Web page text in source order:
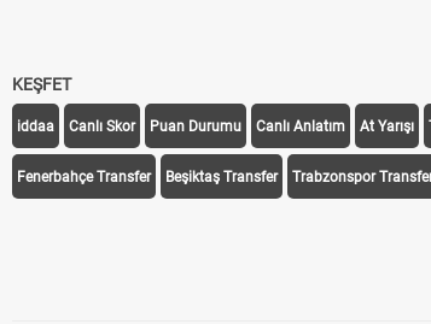
KEŞFET
iddaa Canlı Skor Puan Durumu Canlı Anlatım At Yarışı
Fenerbahçe Transfer Beşiktaş Transfer Trabzonspor